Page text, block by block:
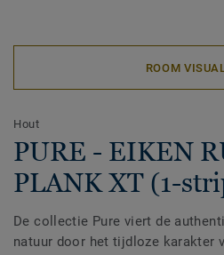
ROOM
Hout
PURE - EIKEN
PLANK XT (1-
De collectie Pure viert de
natuur door het tijdloze karakter